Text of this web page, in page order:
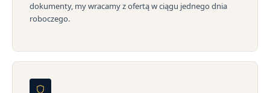
dokumenty, my wracamy z ofertą w ciągu jednego dnia
roboczego.